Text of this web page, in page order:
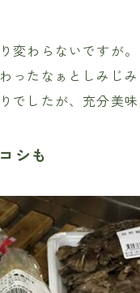
変わらないですが。
たなぁとしみじみ
でしたが、充分美味
シも